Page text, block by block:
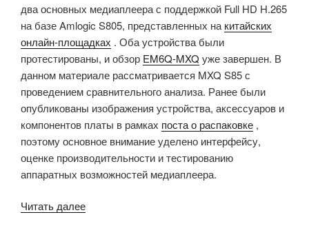
два основных медиаплеера с поддержкой Full HD H.265
на базе Amlogic S805, представленных на китайских
онлайн-площадках . Оба устройства были
протестированы, и обзор EM6Q-MXQ уже завершен. В
данном материале рассматривается MXQ S85 с
проведением сравнительного анализа. Ранее были
опубликованы изображения устройства, аксессуаров и
компонентов платы в рамках поста о распаковке ,
поэтому основное внимание уделено интерфейсу,
оценке производительности и тестированию
аппаратных возможностей медиаплеера.
Читать далее«Обзор